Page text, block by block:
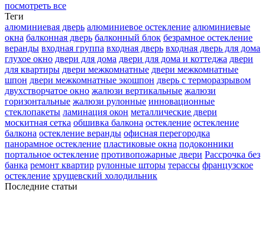
посмотреть все
Теги
алюминиевая дверь алюминиевое остекление алюминиевые
окна балконная дверь балконный блок безрамное остекление
веранды входная группа входная дверь входная дверь для дома
глухое окно двери для дома двери для дома и коттеджа двери
для квартиры двери межкомнатные двери межкомнатные
шпон двери межкомнатные экошпон дверь с терморазрывом
двухстворчатое окно жалюзи вертикальные жалюзи
горизонтальные жалюзи рулонные инновационные
стеклопакеты ламинация окон металлические двери
москитная сетка обшивка балкона остекление остекление
балкона остекление веранды офисная перегородка
панорамное остекление пластиковые окна подоконники
портальное остекление противопожарные двери Рассрочка без
банка ремонт квартир рулонные шторы терассы французское
остекление хрущевский холодильник
Последние статьи